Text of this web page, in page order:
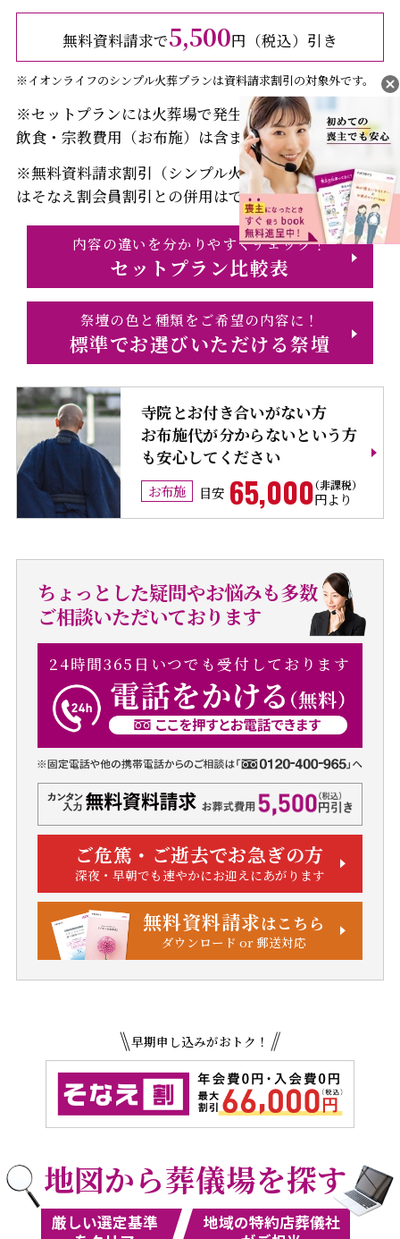
無料資料請求で5,500円（税込）引き
※イオンライフのシンプル火葬プランは資料請求割引の対象外です。
※セットプランには火葬場で発生する費用・返礼品・
飲食・宗教費用（お布施）は含まれておりません
※無料資料請求割引（シンプル火葬プランは対象外）
はそなえ割会員割引との併用はできません
内容の違いを分かりやすくチェック！
セットプラン比較表
祭壇の色と種類をご希望の内容に！
標準でお選びいただける祭壇
寺院とお付き合いがない方
お布施代が分からないという方
も安心してください
お布施 目安 65,000円より
ちょっとした疑問やお悩みも多数
ご相談いただいております
24時間365日いつでも受付しております
ご危篤・ご逝去でお急ぎの方
深夜・早朝でも速やかにお迎えにあがります
無料資料請求はこちら
ダウンロード or 郵送対応
早期申し込みがおトク！
地図から葬儀場を探す
厳しい選定基準
地域の特約店葬儀社